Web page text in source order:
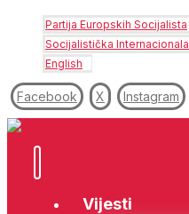
Partija Europskih Socijalista
Socijalistička Internacionala
English
Facebook X Instagram
Vijesti